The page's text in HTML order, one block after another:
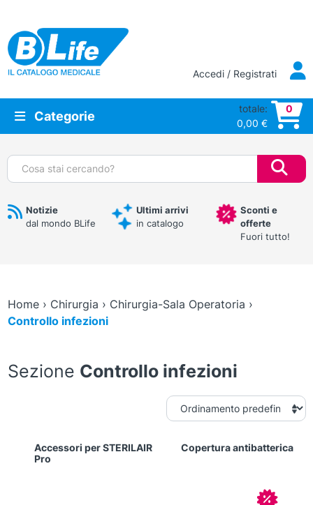
Vai al contenuto principale
Accedi / Registrati
Categorie
totale:
0,00 €
0
Cerca:
Notizie
dal mondo BLife
Ultimi arrivi
in catalogo
Sconti e
offerte
Fuori tutto!
Home› Chirurgia › Chirurgia-Sala Operatoria ›
Controllo infezioni
Sezione Controllo infezioni
Accessori per STERILAIR
Pro
Copertura antibatterica
In